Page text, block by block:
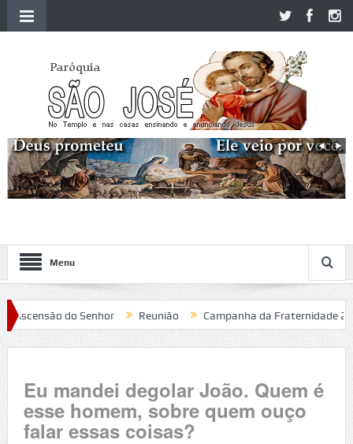
Menu
do Senhor Reunião Campanha da Fraternidade 2020
Eu mandei degolar João. Quem é
esse homem, sobre quem ouço
falar essas coisas?